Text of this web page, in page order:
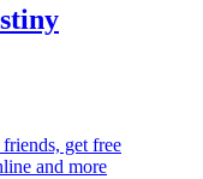
get free
and more